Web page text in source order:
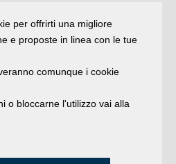
ripresa della scuola e
figli, che tanto hanno
in questi mesi, una vita
età. Stiamo facendo il
occasioni al vaccino sul
alla campagna vaccinale.
per tutti. Non sprechiamola
per offrirti una migliore
e proposte in linea con le tue
comunque i cookie
o bloccarne l'utilizzo vai alla